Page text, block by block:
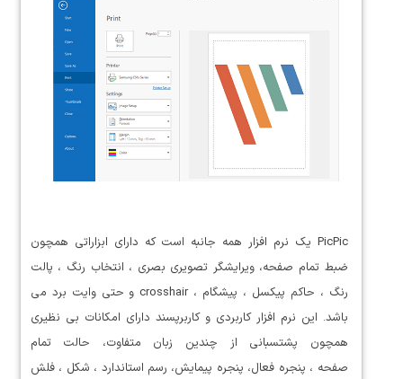
PicPic یک نرم افزار همه جانبه است که دارای ابزاراتی همچون
ضبط تمام صفحه، ویرایشگر تصویری بصری ، انتخاب رنگ ، پالت
رنگ ، حاکم پیکسل ، پیشگام ، crosshair و حتی وایت برد می
باشد. این نرم افزار کاربردی و کاربرپسند دارای امکانات بی نظیری
همچون پشتسبانی از چندین زبان متفاوت، حالت تمام
صفحه ، پنجره فعال، پنجره پیمایش، رسم استاندارد ، شکل ، فلش